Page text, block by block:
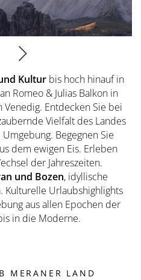
im Preidlhof
Kultur bis hoch hinauf in
Romeo & Julias Balkon in
Venedig. Entdecken Sie bei
Vielfalt des Landes
Begegnen Sie
dem ewigen Eis. Erleben
der Jahreszeiten.
und Bozen, idyllische
Kulturelle Urlaubshighlights
aus allen Epochen der
in die Moderne.
MERANER LAND